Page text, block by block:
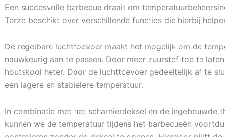
Een succesvolle barbecue draait om
Terzo beschikt over verschillende functies die hierbij
De regelbare luchttoevoer maakt het mogelijk om de
nauwkeurig aan te passen. Door meer zuurstof toe te
houtskool heter. Door de luchttoevoer gedeeltelijk af te
een lagere en stabielere temperatuur.
In combinatie met het scharnierdeksel en de ingebouwde
kunnen we de temperatuur tijdens het barbecueën